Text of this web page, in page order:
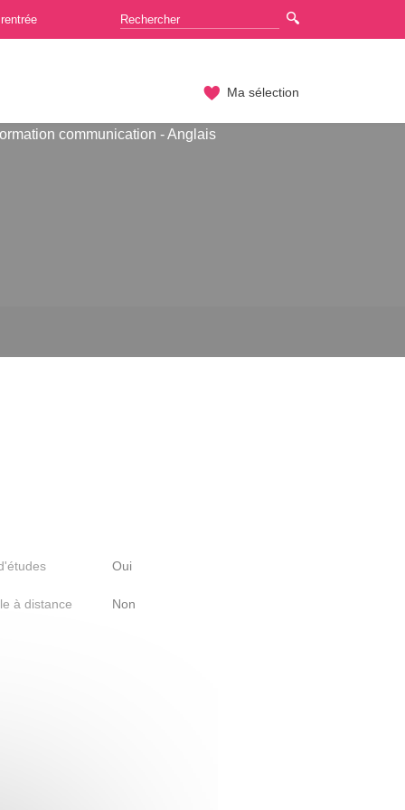
Ma sélection
communication - Anglais
Oui
à distance Non